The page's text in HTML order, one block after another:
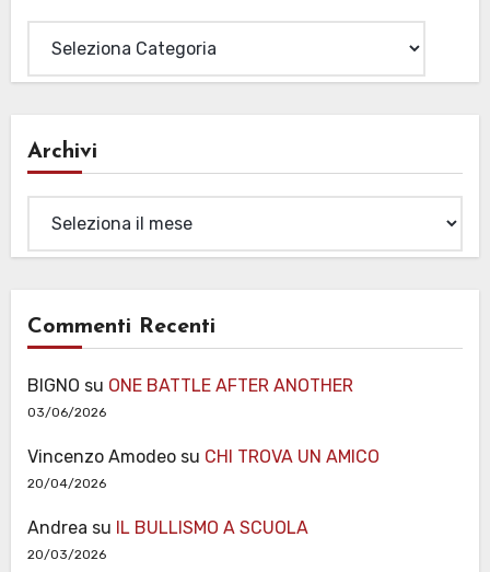
Archivi
Commenti Recenti
BIGNO su ONE BATTLE AFTER ANOTHER
03/06/2026
Vincenzo Amodeosu CHI TROVA UN AMICO
20/04/2026
Andrea su IL BULLISMO A SCUOLA
20/03/2026